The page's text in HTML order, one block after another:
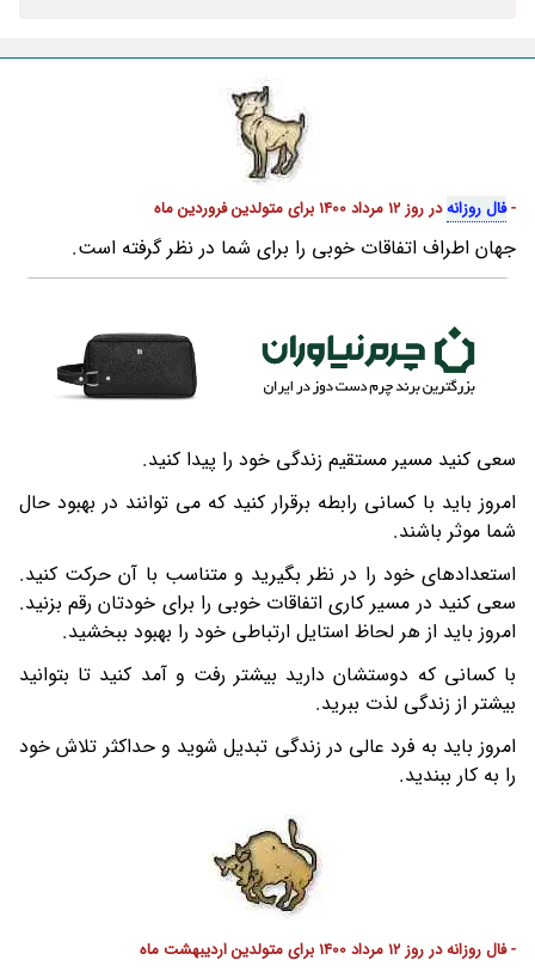
-فال روزانهدر روز 12 مرداد 1400 برای متولدین فروردین ماه
جهان اطراف اتفاقات خوبی را برای شما در نظر گرفته است.
سعی کنید مسیر مستقیم زندگی خود را پیدا کنید.
امروز باید با کسانی رابطه برقرار کنید که می توانند در بهبود حال
شما موثر باشند.
استعدادهای خود را در نظر بگیرید و متناسب با آن حرکت کنید.
سعی کنید در مسیر کاری اتفاقات خوبی را برای خودتان رقم بزنید.
امروز باید از هر لحاظ استایل ارتباطی خود را بهبود ببخشید.
با کسانی که دوستشان دارید بیشتر رفت و آمد کنید تا بتوانید
بیشتر از زندگی لذت ببرید.
امروز باید به فرد عالی در زندگی تبدیل شوید و حداکثر تلاش خود
را به کار ببندید.
- فال روزانه در روز 12 مرداد 1400 برای متولدین اردیبهشت ماه